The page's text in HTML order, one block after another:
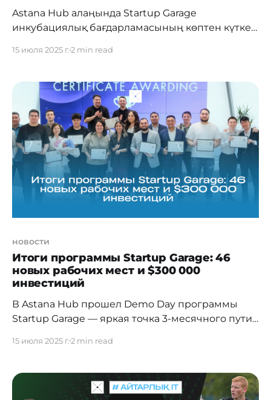
Astana Hub алаңында Startup Garage
инкубациялық бағдарламасының көптен күткен
шығаруға дайындалған жолдың жарқын
қорытындысы болды. 2025 жылы бағдарламаға
390 өтінім түсіп, олардың 302 жобасы іріктеуден
сәтті өтті. Толық циклді 77 стартап аяқтап,
олардың
15 июля 2025 г.2 min read
новости
Итоги программы Startup Garage: 46
новых рабочих мест и $300 000
инвестиций
В Astana Hub прошел Demo Day программы
Startup Garage — яркая точка 3-месячного пути,
чтобы превратить идею в работающий продукт
году на участие в программе поступило 390
заявок, из которых 302 проекта успешно
15 июля 2025 г.2 min read